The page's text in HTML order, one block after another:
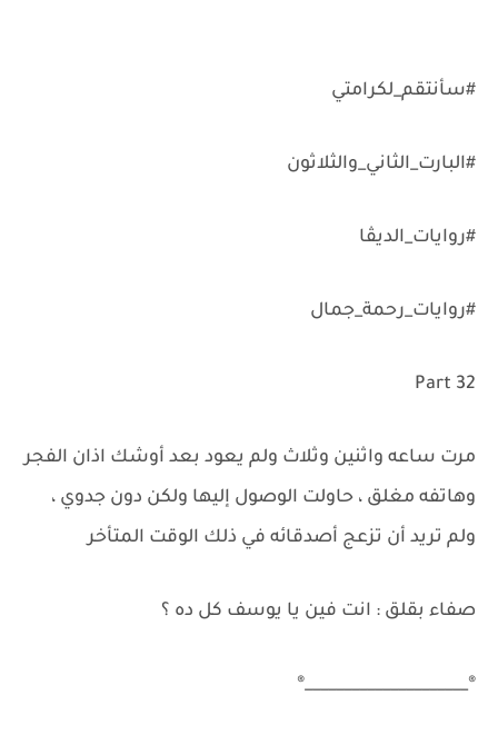
#سأنتقم_لكرامتي
#البارت_الثاني_والثلاثون
#روايات_الديڤا
#روايات_رحمة_جمال
Part 32
مرت ساعه واثنين وثلاث ولم يعود بعد أوشك اذان الفجر
وهاتفه مغلق ، حاولت الوصول إليها ولكن دون جدوي ،
ولم تريد أن تزعج أصدقائه في ذلك الوقت المتأخر
صفاء بقلق : انت فين يا يوسف كل ده ؟
®_____________________®